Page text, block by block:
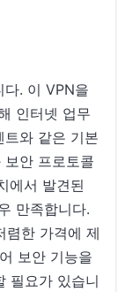
. 이 VPN을
인터넷 업무
트와 같은 기본
안 프로토콜
에서 발견된
만족합니다.
렴한 가격에 제
보안 기능을
필요가 있습니